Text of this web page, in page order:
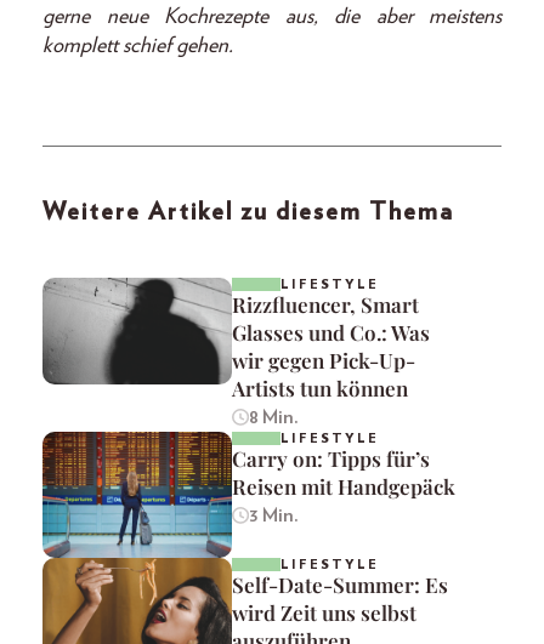
gerne neue Kochrezepte aus, die aber meistens
komplett schief gehen.
Weitere Artikel zu diesem Thema
LIFESTYLE
Rizzfluencer, Smart
Glasses und Co.: Was
wir gegen Pick-Up-
Artists tun können
8 Min.
LIFESTYLE
Carry on: Tipps für’s
Reisen mit Handgepäck
3 Min.
LIFESTYLE
Self-Date-Summer: Es
wird Zeit uns selbst